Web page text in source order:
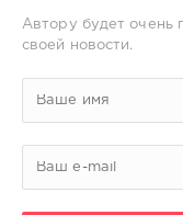
Автору будет очень
своей новости.